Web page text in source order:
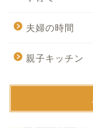
夫婦の時間
親子キッチン